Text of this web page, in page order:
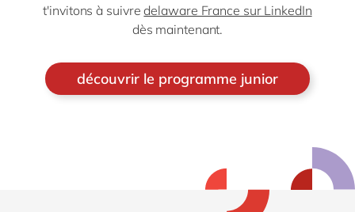
J’ai très bien vécu ce premier mois en Belgique, ce
bootcamp qui était très bien organisé, très bien
dans l’apprentissage — parce qu’on y découvre le
métier et la posture de consultant, mais aussi l’aspect
réunis pendant ce mois, venant d’horizons très variés.
On avait des Allemands, des Hongrois, des Français,
des Luxembourgeois, mais aussi des Américains et
t'invitons à suivredelaware France sur LinkedIn
dès maintenant.
découvrir le programme junior